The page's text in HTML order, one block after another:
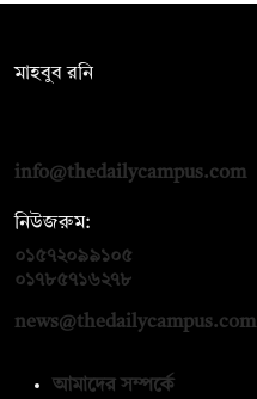
মাহবুব রনি
info@thedailycampus.com
নিউজরুম:
০১৫৭২০৯৯১০৫
০১৭৮৫৭১৬২৭৮
news@thedailycampus.com
আমাদের সম্পর্কে